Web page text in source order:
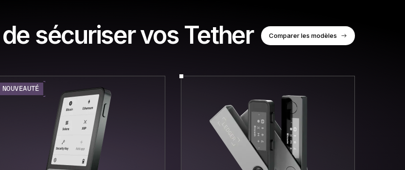
sécuriser vos Tether Comparer les modèles
NOUVEAUTÉ